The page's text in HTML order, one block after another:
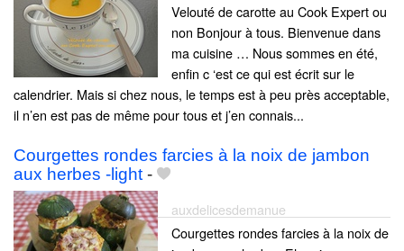
Velouté de carotte au Cook Expert ou
non Bonjour à tous. Bienvenue dans
ma cuisine … Nous sommes en été,
enfin c ‘est ce qui est écrit sur le
calendrier. Mais si chez nous, le temps est à peu près acceptable,
il n’en est pas de même pour tous et j’en connais...
Courgettes rondes farcies à la noix de jambon
aux herbes -light -
auxdelicesdemanue
Courgettes rondes farcies à la noix de